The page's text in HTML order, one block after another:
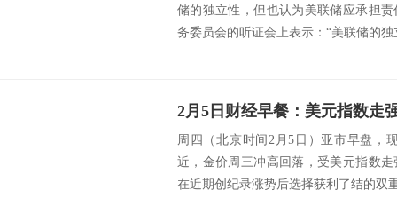
储的独立性，但也认为美联储应承担
务委员会的听证会上表示：“美联储的
周四（北京时间2月5日）亚市早盘，
近，金价周三冲高回落，受美元指数
在近期创纪录涨势后选择获利了结的双